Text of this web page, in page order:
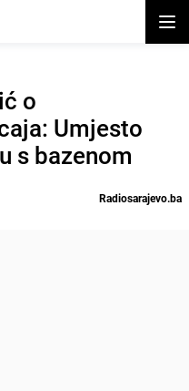
o
Umjesto
s bazenom
Radiosarajevo.ba